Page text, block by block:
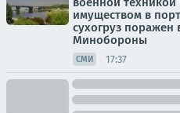
имуществом в
сухогруз
Минобороны
СМИ 17:37